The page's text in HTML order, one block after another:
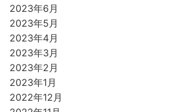
2023年6月
2023年5月
2023年4月
2023年3月
2023年2月
2023年1月
2022年12月